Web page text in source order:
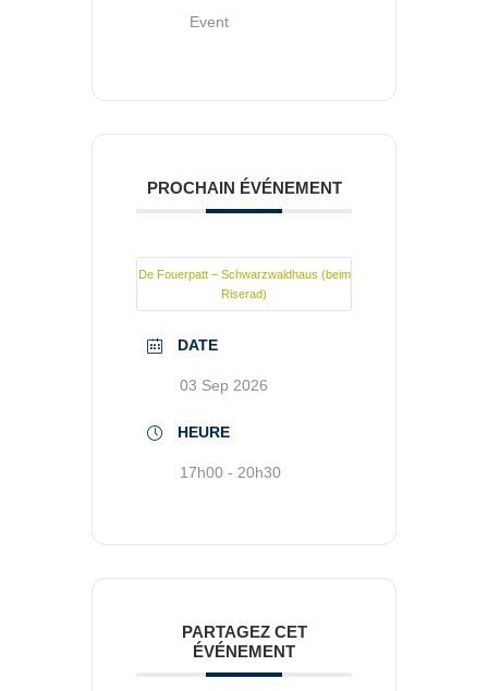
Event
PROCHAIN ÉVÉNEMENT
De Fouerpatt – Schwarzwaldhaus (beim
Riserad)
DATE
03 Sep 2026
HEURE
17h00 - 20h30
PARTAGEZ CET
ÉVÉNEMENT